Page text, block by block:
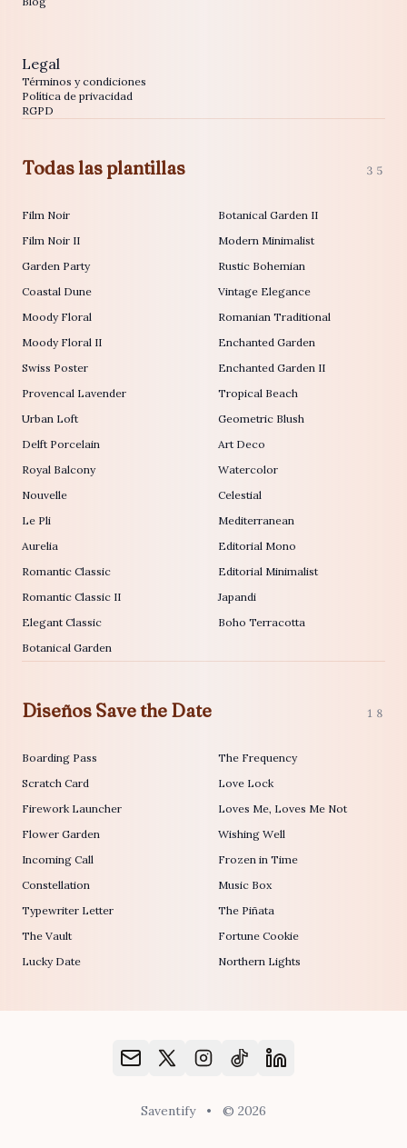
Legal
Términos y condiciones
Política de privacidad
RGPD
Todas las plantillas 35
Film Noir
Film Noir II
Garden Party
Coastal Dune
Moody Floral
Moody Floral II
Swiss Poster
Provencal Lavender
Urban Loft
Delft Porcelain
Royal Balcony
Nouvelle
Le Pli
Aurelia
Romantic Classic
Romantic Classic II
Elegant Classic
Botanical Garden
Botanical Garden II
Modern Minimalist
Rustic Bohemian
Vintage Elegance
Romanian Traditional
Enchanted Garden
Enchanted Garden II
Tropical Beach
Geometric Blush
Art Deco
Watercolor
Celestial
Mediterranean
Editorial Mono
Editorial Minimalist
Japandi
Boho Terracotta
Diseños Save the Date 18
Boarding Pass
Scratch Card
Firework Launcher
Flower Garden
Incoming Call
Constellation
Typewriter Letter
The Vault
Lucky Date
The Frequency
Love Lock
Loves Me, Loves Me Not
Wishing Well
Frozen in Time
Music Box
The Piñata
Fortune Cookie
Northern Lights
Saventify • © 2026